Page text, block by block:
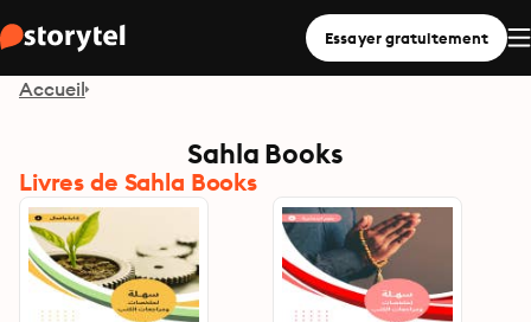
Essayer gratuitement
Accueil
Sahla Books
Livres de Sahla Books